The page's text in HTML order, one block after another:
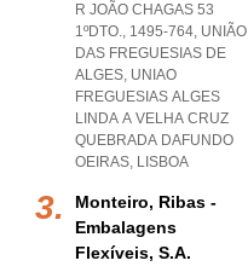
R JOÃO CHAGAS 53
1ºDTO., 1495-764, UNIÃO
DAS FREGUESIAS DE
ALGES, UNIAO
FREGUESIAS ALGES
LINDA A VELHA CRUZ
QUEBRADA DAFUNDO
OEIRAS, LISBOA
Monteiro, Ribas -
Embalagens
Flexíveis, S.a.